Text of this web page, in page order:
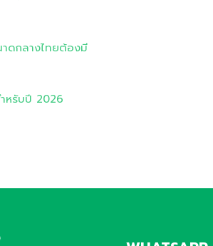
าดกลางไทยต้องมี
หรับปี 2026